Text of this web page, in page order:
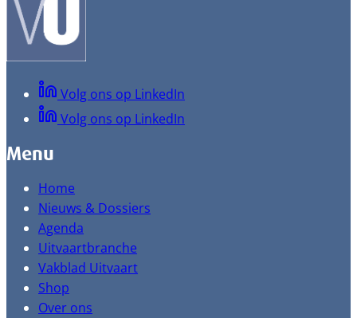
Volg ons op LinkedIn
Volg ons op LinkedIn
Menu
Home
Nieuws & Dossiers
Agenda
Uitvaartbranche
Vakblad Uitvaart
Shop
Over ons